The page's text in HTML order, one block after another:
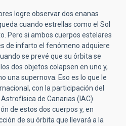
logre observar dos enanas
cuando estrellas como el Sol
Pero si ambos cuerpos estelares
de infarto el fenómeno adquiere
se prevé que su órbita se
dos objetos colapsen en uno y,
una supernova. Eso es lo que le
con la participación del
de Canarias (IAC)
de estos dos cuerpos y, en
de su órbita que llevará a la